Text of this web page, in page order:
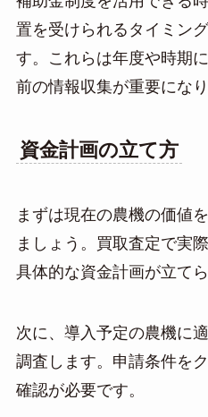
置を受けられるタイミン
す。これらは年度や時期
前の情報収集が重要になり
資金計画の立て方
まずは現在の農機の価値
ましょう。買取査定で実
具体的な資金計画が立てら
次に、導入予定の農機に
調査します。申請条件を
確認が必要です。